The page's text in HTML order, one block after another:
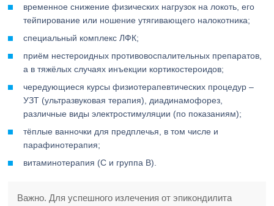
временное снижение физических нагрузок на локоть, его
тейпирование или ношение утягивающего налокотника;
специальный комплекс ЛФК;
приём нестероидных противовоспалительных препаратов,
а в тяжёлых случаях инъекции кортикостероидов;
чередующиеся курсы физиотерапевтических процедур –
УЗТ (ультразвуковая терапия), диадинамофорез,
различные виды электростимуляции (по показаниям);
тёплые ванночки для предплечья, в том числе и
парафинотерапия;
витаминотерапия (С и группа В).
Важно. Для успешного излечения от эпикондилита